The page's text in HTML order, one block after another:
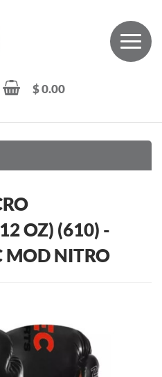
$ 0.00
OZ) (610) -
MOD NITRO